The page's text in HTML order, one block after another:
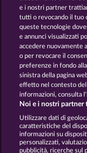
100 Flaring Fruits
Note
Invia
e i nostri partner
tutti o revocando il tuo
queste tecnologie
e annunci visualizzati
accedere nuovamente
o per revocare il
preferenze in fondo
sinistra della pagina
effetto nel contesto
informazioni, consulta
Noi e i nostri
Utilizzare dati di
caratteristiche del
informazioni su
personalizzati,
pubblicità, ricerche sul